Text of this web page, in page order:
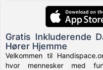
Gratis Inkluderende
Hører Hjemme
Velkommen til
hvor mennesker med